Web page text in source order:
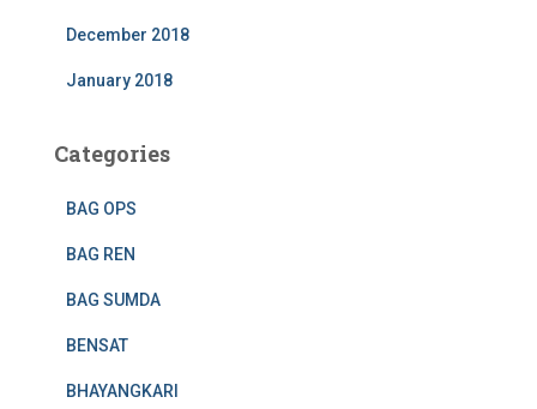
December 2018
January 2018
Categories
BAG OPS
BAG REN
BAG SUMDA
BENSAT
BHAYANGKARI